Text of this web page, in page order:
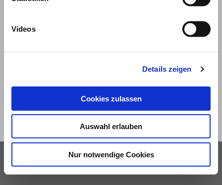
Videos
Details zeigen
Cookies zulassen
Auswahl erlauben
Nur notwendige Cookies
Impressum und Nutzungsbedingungen
Datenschutz Privatsphäre